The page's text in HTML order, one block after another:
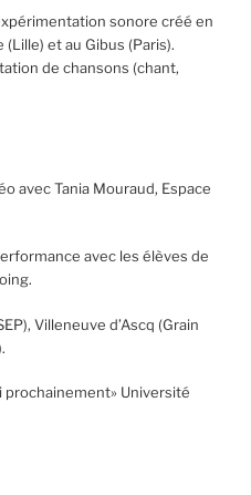
sonore créé en
et au Gibus (Paris).
de chansons (chant,
avec Tania Mouraud, Espace
avec les élèves de
Villeneuve d’Ascq (Grain
prochainement» Université